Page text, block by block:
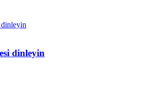
dinleyin